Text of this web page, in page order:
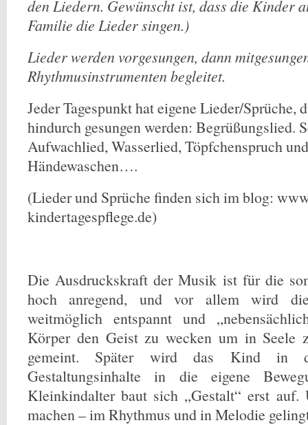
den Liedern. Gewünscht ist, dass die Kinder
Familie die Lieder singen.)
Lieder werden vorgesungen, dann
Rhythmusinstrumenten begleitet.
Jeder Tagespunkt hat eigene Lieder/Sprüche,
hindurch gesungen werden: Begrüßungslied.
Aufwachlied, Wasserlied, Töpfchenspruch
Händewaschen….
(Lieder und Sprüche finden sich im blog:
kindertagespflege.de)
Die Ausdruckskraft der Musik ist für die
hoch anregend, und vor allem wird die
weitmöglich entspannt und
Körper den Geist zu wecken um in Seele
gemeint. Später wird das Kind in
Gestaltungsinhalte in die eigene
Kleinkindalter baut sich „Gestalt“ erst auf.
machen – im Rhythmus und in Melodie